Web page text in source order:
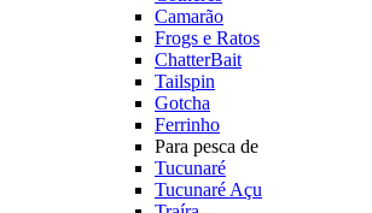
Camarão
Frogs e Ratos
ChatterBait
Tailspin
Gotcha
Ferrinho
Para pesca de
Tucunaré
Tucunaré Açu